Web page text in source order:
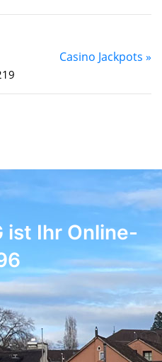
Casino Jackpots »
ist Ihr Online-